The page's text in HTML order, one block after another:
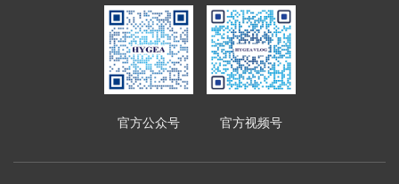
官方公众号 官方视频号